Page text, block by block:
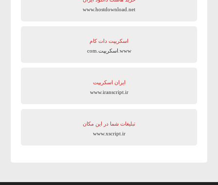
www.hostdownload.net
اسکریپت دات کام
www.اسکریپت.com
ایران اسکریپت
www.iranscript.ir
تبلیغات شما در این مکان
www.xscript.ir